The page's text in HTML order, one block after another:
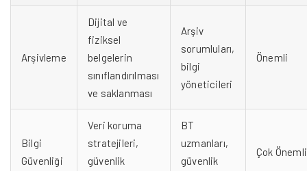
Arşivleme
Dijital ve
fiziksel
belgelerin
sınıflandırılması
ve saklanması
Arşiv
sorumluları,
bilgi
yöneticileri
Önemli
Bilgi
Güvenliği
Veri koruma
stratejileri,
güvenlik
BT
uzmanları,
güvenlik
Çok Önemli